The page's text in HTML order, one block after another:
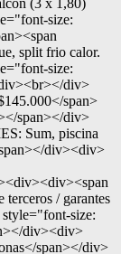
(3 x 1,80)
size:
split frio calor.
size:
div>
span>
span></div>
Sum, piscina
div><div>
/ garantes
size:
div><div>
span></div>